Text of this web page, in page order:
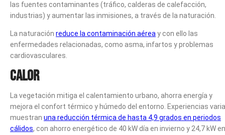
las fuentes contaminantes (tráfico, calderas de calefacción,
industrias) y aumentar las inmisiones, a través de la naturación.
La naturación reduce la contaminación aérea y con ello las
enfermedades relacionadas, como asma, infartos y problemas
cardiovasculares.
Calor
La vegetación mitiga el calentamiento urbano, ahorra energía y
mejora el confort térmico y húmedo del entorno. Experiencias
muestran una reducción térmica de hasta 4,9 grados en periodos
cálidos, con ahorro energético de 40 kW día en invierno y 24,7 kW en